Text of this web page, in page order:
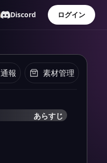
Discord ログイン
通報 素材管理
あらすじ